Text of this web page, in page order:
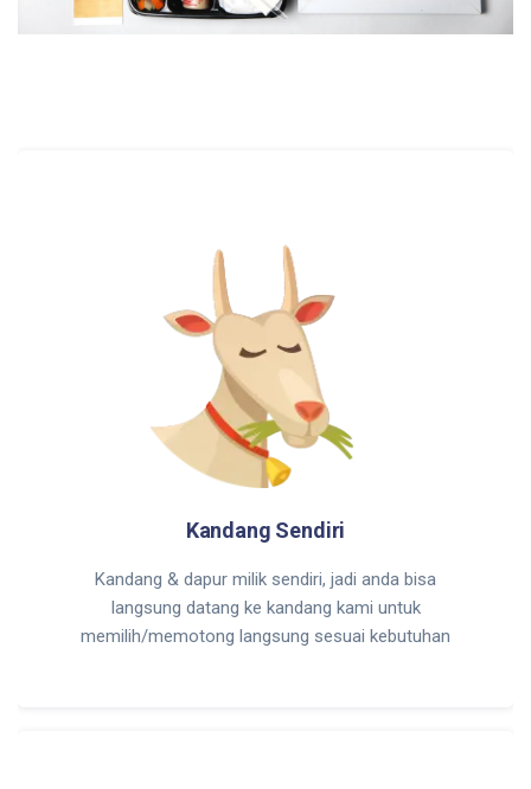
Kandang Sendiri
Kandang & dapur milik sendiri, jadi anda bisa
langsung datang ke kandang kami untuk
memilih/memotong langsung sesuai kebutuhan